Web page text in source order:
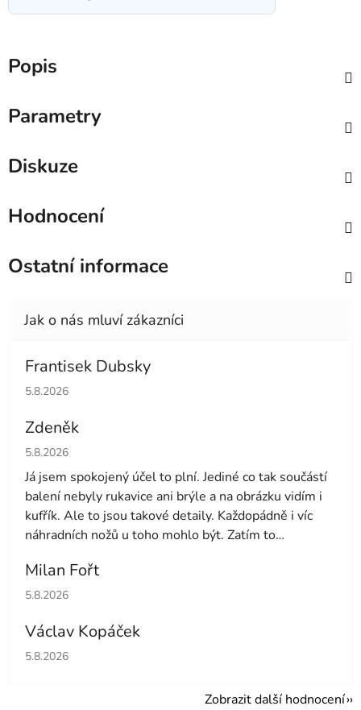
Popis
Parametry
Diskuze
Hodnocení
Ostatní informace
Frantisek Dubsky
Hodnocení obchodu je 5 z 5 hvězdiček.
5.8.2026
Zdeněk
Hodnocení obchodu je 4 z 5 hvězdiček.
5.8.2026
Já jsem spokojený účel to plní. Jediné co tak součástí
balení nebyly rukavice ani brýle a na obrázku vidím i
kufřík. Ale to jsou takové detaily. Každopádně i víc
náhradních nožů u toho mohlo být. Zatím to
Milan Fořt
Hodnocení obchodu je 5 z 5 hvězdiček.
5.8.2026
Václav Kopáček
Hodnocení obchodu je 5 z 5 hvězdiček.
5.8.2026
Zobrazit další hodnocení